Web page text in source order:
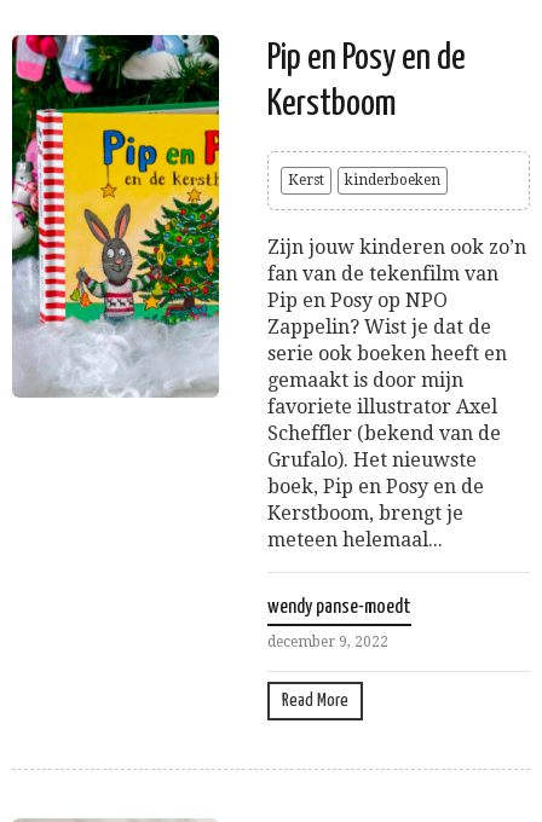
Pip en Posy en de
Kerstboom
Kerst kinderboeken
Zijn jouw kinderen ook zo’n
fan van de tekenfilm van
Pip en Posy op NPO
Zappelin? Wist je dat de
serie ook boeken heeft en
gemaakt is door mijn
favoriete illustrator Axel
Scheffler (bekend van de
Grufalo). Het nieuwste
boek, Pip en Posy en de
Kerstboom, brengt je
meteen helemaal...
wendy panse-moedt
december 9, 2022
Read More